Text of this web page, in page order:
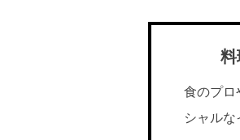
食のプロ
シャルな